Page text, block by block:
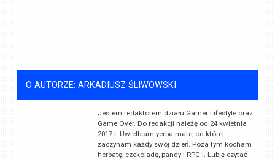
O AUTORZE: ARKADIUSZ ŚLIWOWSKI
Jestem redaktorem działu Gamer Lifestyle oraz
Game Over. Do redakcji należę od 24 kwietnia
2017 r. Uwielbiam yerba mate, od której
zaczynam każdy swój dzień. Poza tym kocham
herbatę, czekoladę, pandy i RPG-i. Lubię czytać